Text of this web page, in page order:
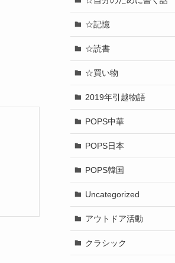
☆記憶
☆読書
☆買い物
2019年引越物語
POPS中華
POPS日本
POPS韓国
Uncategorized
アウトドア活動
クラシック